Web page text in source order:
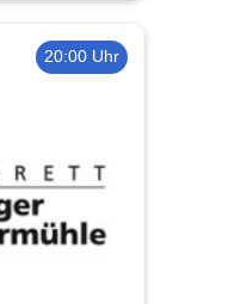
20:00 Uhr